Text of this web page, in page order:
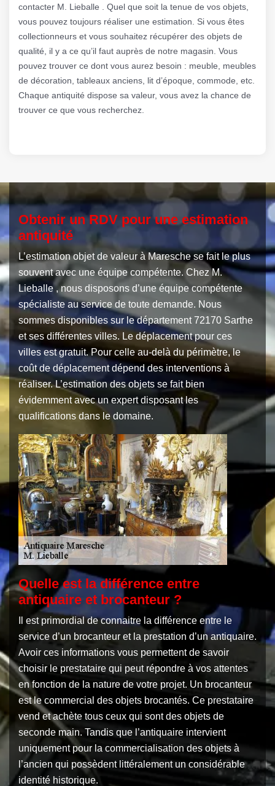
contacter M. Lieballe . Quel que soit la tenue de vos objets,
vous pouvez toujours réaliser une estimation. Si vous êtes
collectionneurs et vous souhaitez récupérer des objets de
qualité, il y a ce qu’il faut auprès de notre magasin. Vous
pouvez trouver ce dont vous aurez besoin : meuble, meubles
de décoration, tableaux anciens, lit d’époque, commode, etc.
Chaque antiquité dispose sa valeur, vous avez la chance de
trouver ce que vous recherchez.
Obtenir un RDV pour une estimation
antiquité
L’estimation objet de valeur à Maresche se fait le plus
souvent avec une équipe compétente. Chez M.
Lieballe , nous disposons d’une équipe compétente
spécialiste au service de toute demande. Nous
sommes disponibles sur le département 72170 Sarthe
et ses différentes villes. Le déplacement pour ces
villes est gratuit. Pour celle au-delà du périmètre, le
coût de déplacement dépend des interventions à
réaliser. L’estimation des objets se fait bien
évidemment avec un expert disposant les
qualifications dans le domaine.
Quelle est la différence entre
antiquaire et brocanteur ?
Il est primordial de connaitre la différence entre le
service d’un brocanteur et la prestation d’un antiquaire.
Avoir ces informations vous permettent de savoir
choisir le prestataire qui peut répondre à vos attentes
en fonction de la nature de votre projet. Un brocanteur
est le commercial des objets brocantés. Ce prestataire
vend et achète tous ceux qui sont des objets de
seconde main. Tandis que l’antiquaire intervient
uniquement pour la commercialisation des objets à
l’ancien qui possèdent littéralement un considérable
identité historique.